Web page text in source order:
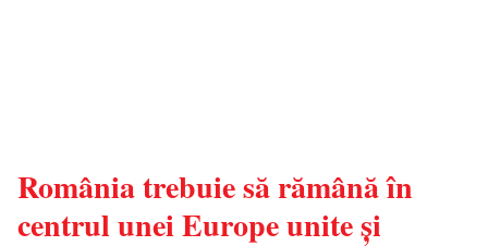
România trebuie să rămână în
centrul unei Europe unite și